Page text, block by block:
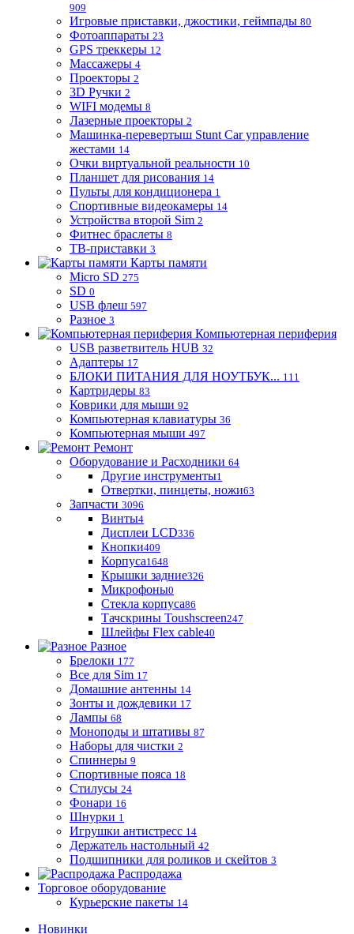
909
Игровые приставки, джостики, геймпады 80
Фотоаппараты 23
GPS треккеры 12
Массажеры 4
Проекторы 2
3D Ручки 2
WIFI модемы 8
Лазерные проекторы 2
Машинка-перевертыш Stunt Car управление
жестами 14
Очки виртуальной реальности 10
Планшет для рисования 14
Пульты для кондиционера 1
Спортивные видеокамеры 14
Устройства второй Sim 2
Фитнес браслеты 8
ТВ-приставки 3
Карты памяти
Micro SD 275
SD 0
USB флеш 597
Разное 3
Компьютерная периферия
USB разветвитель HUB 32
Адаптеры 17
БЛОКИ ПИТАНИЯ ДЛЯ НОУТБУК... 111
Картридеры 83
Коврики для мыши 92
Компьютерная клавиатуры 36
Компьютерная мыши 497
Ремонт
Оборудование и Расходники 64
Другие инструменты1
Отвертки, пинцеты, ножи63
Запчасти 3096
Винты4
Дисплеи LCD336
Кнопки409
Корпуса1648
Крышки задние326
Микрофоны0
Стекла корпуса86
Тачскрины Toushscreen247
Шлейфы Flex cable40
Разное
Брелоки 177
Все для Sim 17
Домашние антенны 14
Зонты и дождевики 17
Лампы 68
Моноподы и штативы 87
Наборы для чистки 2
Спиннеры 9
Спортивные пояса 18
Стилусы 24
Фонари 16
Шнурки 1
Игрушки антистресс 14
Держатель настольный 42
Подшипники для роликов и скейтов 3
Распродажа
Торговое оборудование
Курьерские пакеты 14
Новинки